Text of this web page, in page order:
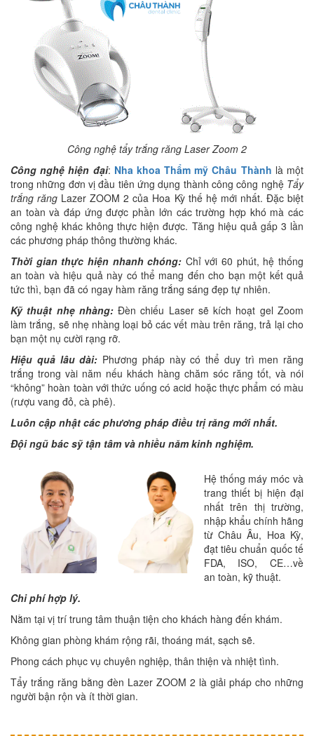
Công nghệ tẩy trắng răng Laser Zoom 2
Công nghệ hiện đại: Nha khoa Thẩm mỹ Châu Thành là một
trong những đơn vị đầu tiên ứng dụng thành công công nghệ Tẩy
trắng răng Lazer ZOOM 2 của Hoa Kỳ thế hệ mới nhất. Đặc biệt
an toàn và đáp ứng được phần lớn các trường hợp khó mà các
công nghệ khác không thực hiện được. Tăng hiệu quả gấp 3 lần
các phương pháp thông thường khác.
Thời gian thực hiện nhanh chóng: Chỉ với 60 phút, hệ thống
an toàn và hiệu quả này có thể mang đến cho bạn một kết quả
tức thì, bạn đã có ngay hàm răng trắng sáng đẹp tự nhiên.
Kỹ thuật nhẹ nhàng: Đèn chiếu Laser sẽ kích hoạt gel Zoom
làm trắng, sẽ nhẹ nhàng loại bỏ các vết màu trên răng, trả lại cho
bạn một nụ cười rạng rỡ.
Hiệu quả lâu dài: Phương pháp này có thể duy trì men răng
trắng trong vài năm nếu khách hàng chăm sóc răng tốt, và nói
“không” hoàn toàn với thức uống có acid hoặc thực phẩm có màu
(rượu vang đỏ, cà phê).
Luôn cập nhật các phương pháp điều trị răng mới nhất.
Đội ngũ bác sỹ tận tâm và nhiều năm kinh nghiệm.
Hệ thống máy móc và
trang thiết bị hiện đại
nhất trên thị trường,
nhập khẩu chính hãng
từ Châu Âu, Hoa Kỳ,
đạt tiêu chuẩn quốc tế
FDA, ISO, CE…về
an toàn, kỹ thuật.
Chi phí hợp lý.
Nằm tại vị trí trung tâm thuận tiện cho khách hàng đến khám.
Không gian phòng khám rộng rãi, thoáng mát, sạch sẽ.
Phong cách phục vụ chuyên nghiệp, thân thiện và nhiệt tình.
Tẩy trắng răng bằng đèn Lazer ZOOM 2 là giải pháp cho những
người bận rộn và ít thời gian.